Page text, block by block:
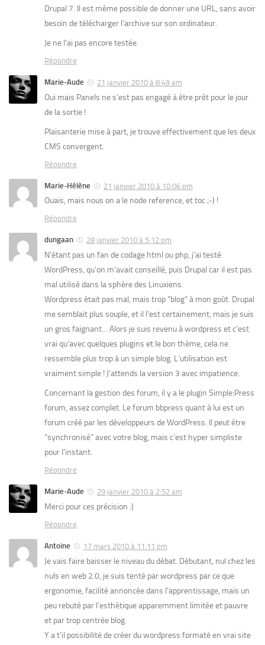
Drupal 7. Il est même possible de donner une URL, sans avoir
besoin de télécharger l’archive sur son ordinateur.
Je ne l’ai pas encore testée.
Répondre
Marie-Aude 21 janvier 2010 à 8:49 am
Oui mais Panels ne s’est pas engagé à être prêt pour le jour
de la sortie !
Plaisanterie mise à part, je trouve effectivement que les deux
CMS convergent.
Répondre
Marie-Hélène 21 janvier 2010 à 10:06 pm
Ouais, mais nous on a le node reference, et toc ;-) !
Répondre
dungaan 28 janvier 2010 à 5:12 pm
N’étant pas un fan de codage html ou php, j’ai testé
WordPress, qu’on m’avait conseillé, puis Drupal car il est pas
mal utilisé dans la sphère des Linuxiens.
Wordpress était pas mal, mais trop “blog” à mon goût. Drupal
me semblait plus souple, et il l’est certainement, mais je suis
un gros faignant… Alors je suis revenu à wordpress et c’est
vrai qu’avec quelques plugins et le bon thème, cela ne
ressemble plus trop à un simple blog. L’utilisation est
vraiment simple ! J’attends la version 3 avec impatience.
Concernant la gestion des forum, il y a le plugin Simple:Press
forum, assez complet. Le forum bbpress quant à lui est un
forum créé par les développeurs de WordPress. Il peut être
“synchronisé” avec votre blog, mais c’est hyper simpliste
pour l’instant.
Répondre
Marie-Aude 29 janvier 2010 à 2:52 am
Merci pour ces précision :)
Répondre
Antoine 17 mars 2010 à 11:11 pm
Je vais faire baisser le niveau du débat. Débutant, nul chez les
nuls en web 2.0, je suis tenté par wordpress par ce que
ergonomie, facilité annoncée dans l’apprentissage, mais un
peu rebuté par l’esthétique apparemment limitée et pauvre
et par trop centrée blog.
Y a t’il possibilité de créer du wordpress formaté en vrai site